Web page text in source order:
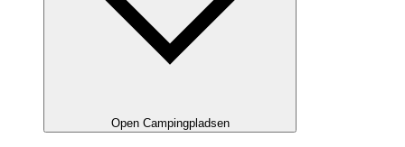
Open Campingpladsen